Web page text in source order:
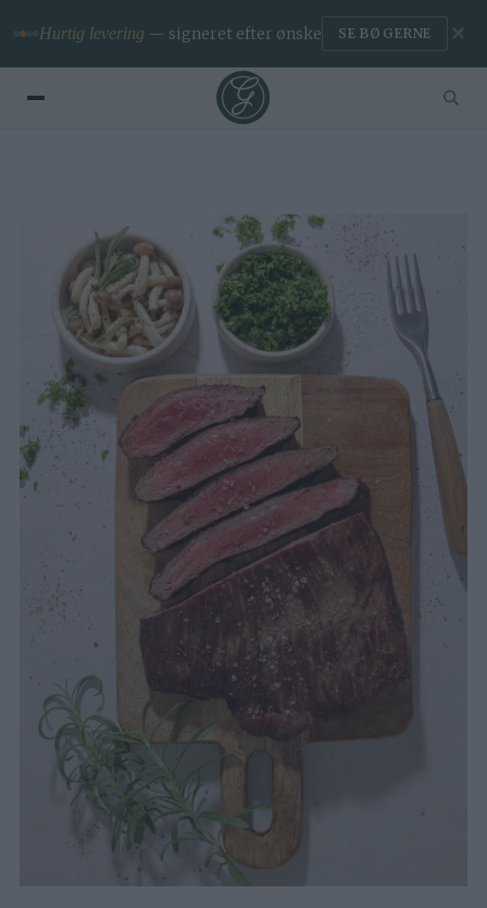
Hurtig levering — signeret efter ønske SE BØGERNE ✕